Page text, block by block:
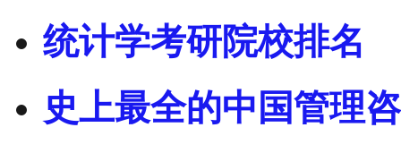
统计学考研院校排名
史上最全的中国管理